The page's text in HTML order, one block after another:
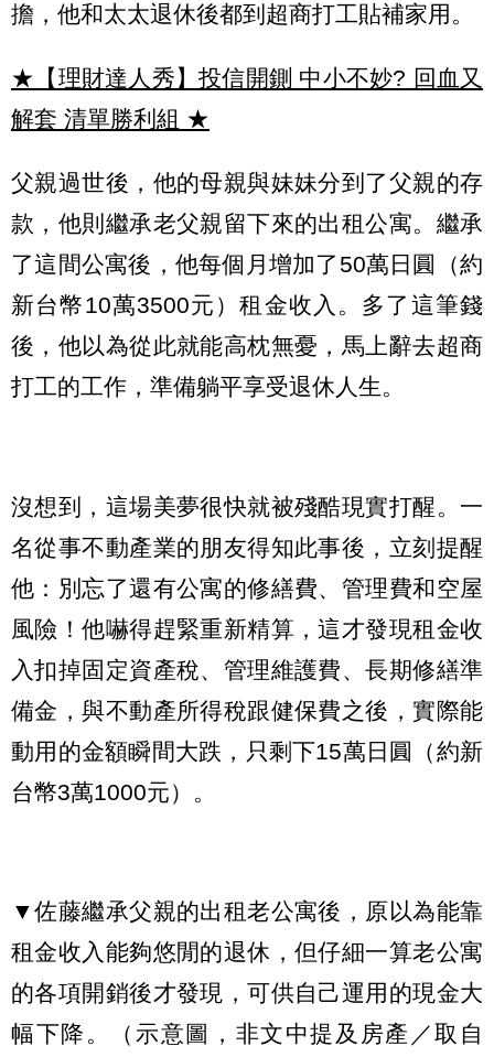
擔，他和太太退休後都到超商打工貼補家用。
★【理財達人秀】投信開鍘 中小不妙? 回血又
解套 清單勝利組 ★
父親過世後，他的母親與妹妹分到了父親的存
款，他則繼承老父親留下來的出租公寓。繼承
了這間公寓後，他每個月增加了50萬日圓（約
新台幣10萬3500元）租金收入。多了這筆錢
後，他以為從此就能高枕無憂，馬上辭去超商
打工的工作，準備躺平享受退休人生。
沒想到，這場美夢很快就被殘酷現實打醒。一
名從事不動產業的朋友得知此事後，立刻提醒
他：別忘了還有公寓的修繕費、管理費和空屋
風險！他嚇得趕緊重新精算，這才發現租金收
入扣掉固定資產稅、管理維護費、長期修繕準
備金，與不動產所得稅跟健保費之後，實際能
動用的金額瞬間大跌，只剩下15萬日圓（約新
台幣3萬1000元）。
▼佐藤繼承父親的出租老公寓後，原以為能靠
租金收入能夠悠閒的退休，但仔細一算老公寓
的各項開銷後才發現，可供自己運用的現金大
幅下降。（示意圖，非文中提及房產／取自